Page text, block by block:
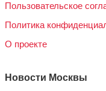
Пользовательское
Политика
О проекте
Новости Москвы